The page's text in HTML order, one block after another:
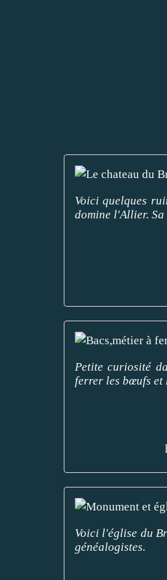
Voici quelques
domine l'Allier.
Petite curiosité
ferrer les bœufs et
Voici l'église du
généalogistes.